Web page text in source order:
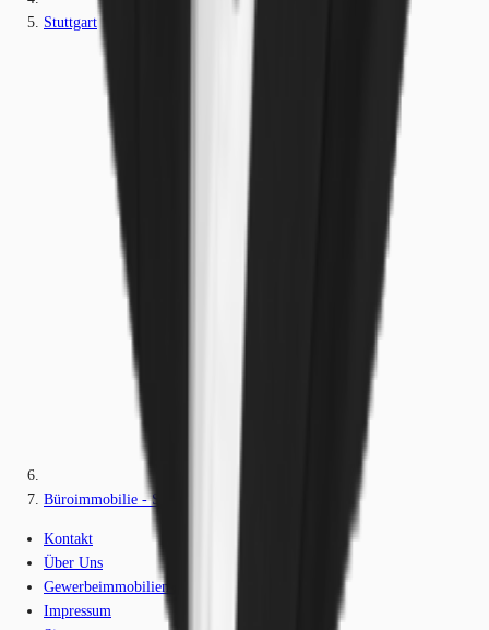
Stuttgart
Büroimmobilie - Stuttgart, Vaihingen - S0046
Kontakt
Über Uns
Gewerbeimmobilien-Lexikon
Impressum